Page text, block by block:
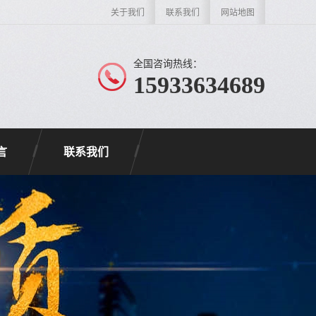
关于我们 联系我们 网站地图
全国咨询热线：
15933634689
联系我们